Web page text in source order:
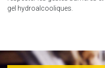
gel hydroalcooliques.